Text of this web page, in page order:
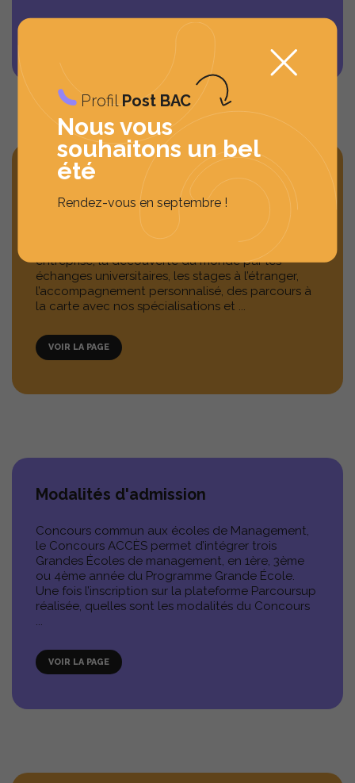
Frais de scolarité
d’une formation “all inclusive” avec les apports
théoriques de nos professeurs et experts, les
expériences terrain à travers les stages en
entreprise, la découverte du monde par les
échanges universitaires, les stages à l’étranger,
l’accompagnement personnalisé, des parcours à
la carte avec nos spécialisations et ...
VOIR LA PAGE
Modalités d'admission
Concours commun aux écoles de Management,
le Concours ACCÈS permet d’intégrer trois
Grandes Écoles de management, en 1ère, 3ème
ou 4ème année du Programme Grande École.
Une fois l’inscription sur la plateforme Parcoursup
réalisée, quelles sont les modalités du Concours
...
VOIR LA PAGE
ProfilPost BAC
Nous vous
souhaitons un bel
été
Rendez-vous en septembre !